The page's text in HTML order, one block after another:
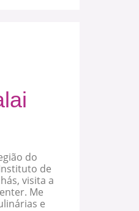
do
de
visita a
Me
e